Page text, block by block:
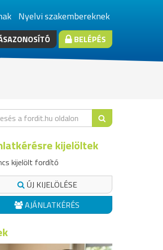
Nyelvi szakembereknek
BELÉPÉS
kijelöltek
kijelölt fordító
ÚJ KIJELÖLÉSE
AJÁNLATKÉRÉS